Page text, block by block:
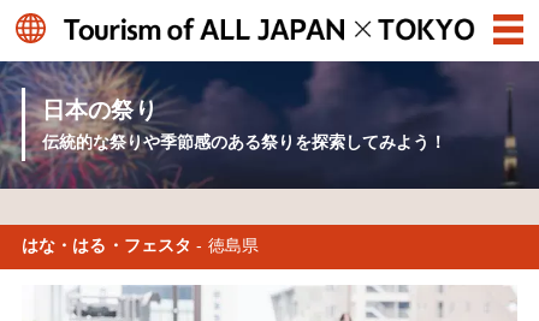
日本の祭り
伝統的な祭りや季節感のある祭りを探索してみよう！
はな・はる・フェスタ- 徳島県